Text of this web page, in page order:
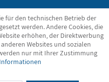
für den technischen Betrieb der
werden. Andere Cookies, die
erhöhen, der Direktwerbung
Websites und sozialen
nur mit Ihrer Zustimmung